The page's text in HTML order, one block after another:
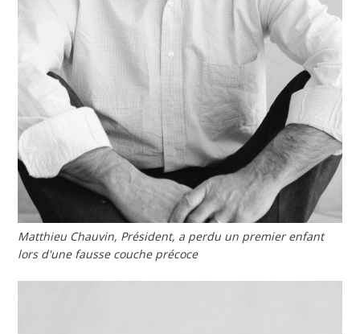
Matthieu Chauvin, Président, a perdu un premier enfant
lors d'une fausse couche précoce